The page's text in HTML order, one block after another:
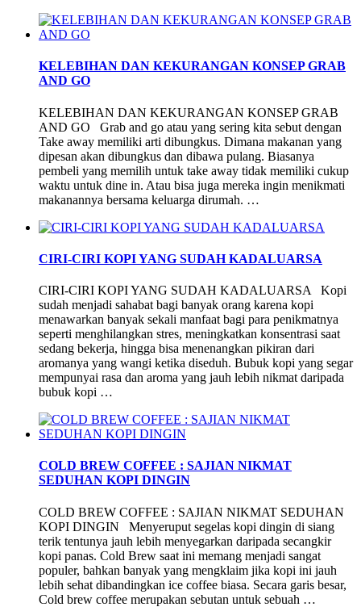
KELEBIHAN DAN KEKURANGAN KONSEP GRAB
AND GO
KELEBIHAN DAN KEKURANGAN KONSEP GRAB
AND GO Grab and go atau yang sering kita sebut dengan
Take away memiliki arti dibungkus. Dimana makanan yang
dipesan akan dibungkus dan dibawa pulang. Biasanya
pembeli yang memilih untuk take away tidak memiliki cukup
waktu untuk dine in. Atau bisa juga mereka ingin menikmati
makanannya bersama keluarga dirumah. …
CIRI-CIRI KOPI YANG SUDAH KADALUARSA
CIRI-CIRI KOPI YANG SUDAH KADALUARSA Kopi
sudah menjadi sahabat bagi banyak orang karena kopi
menawarkan banyak sekali manfaat bagi para penikmatnya
seperti menghilangkan stres, meningkatkan konsentrasi saat
sedang bekerja, hingga bisa menenangkan pikiran dari
aromanya yang wangi ketika diseduh. Bubuk kopi yang segar
mempunyai rasa dan aroma yang jauh lebih nikmat daripada
bubuk kopi …
COLD BREW COFFEE : SAJIAN NIKMAT
SEDUHAN KOPI DINGIN
COLD BREW COFFEE : SAJIAN NIKMAT SEDUHAN
KOPI DINGIN Menyeruput segelas kopi dingin di siang
terik tentunya jauh lebih menyegarkan daripada secangkir
kopi panas. Cold Brew saat ini memang menjadi sangat
populer, bahkan banyak yang mengklaim jika kopi ini jauh
lebih sehat dibandingkan ice coffee biasa. Secara garis besar,
Cold brew coffee merupakan sebutan untuk sebuah …